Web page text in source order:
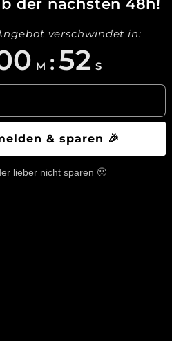
der nächsten 48h!
verschwindet in:
M : 51 S
& sparen 🎉
lieber nicht sparen 🙁